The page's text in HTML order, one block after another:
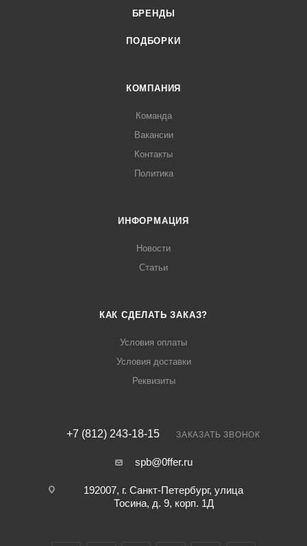
БРЕНДЫ
ПОДБОРКИ
КОМПАНИЯ
Команда
Вакансии
Контакты
Политика
ИНФОРМАЦИЯ
Новости
Статьи
КАК СДЕЛАТЬ ЗАКАЗ?
Условия оплаты
Условия доставки
Реквизиты
+7 (812) 243-18-15 ЗАКАЗАТЬ ЗВОНОК
spb@0ffer.ru
192007, г. Санкт-Петербург, улица
Тосина, д. 9, корп. 1Д